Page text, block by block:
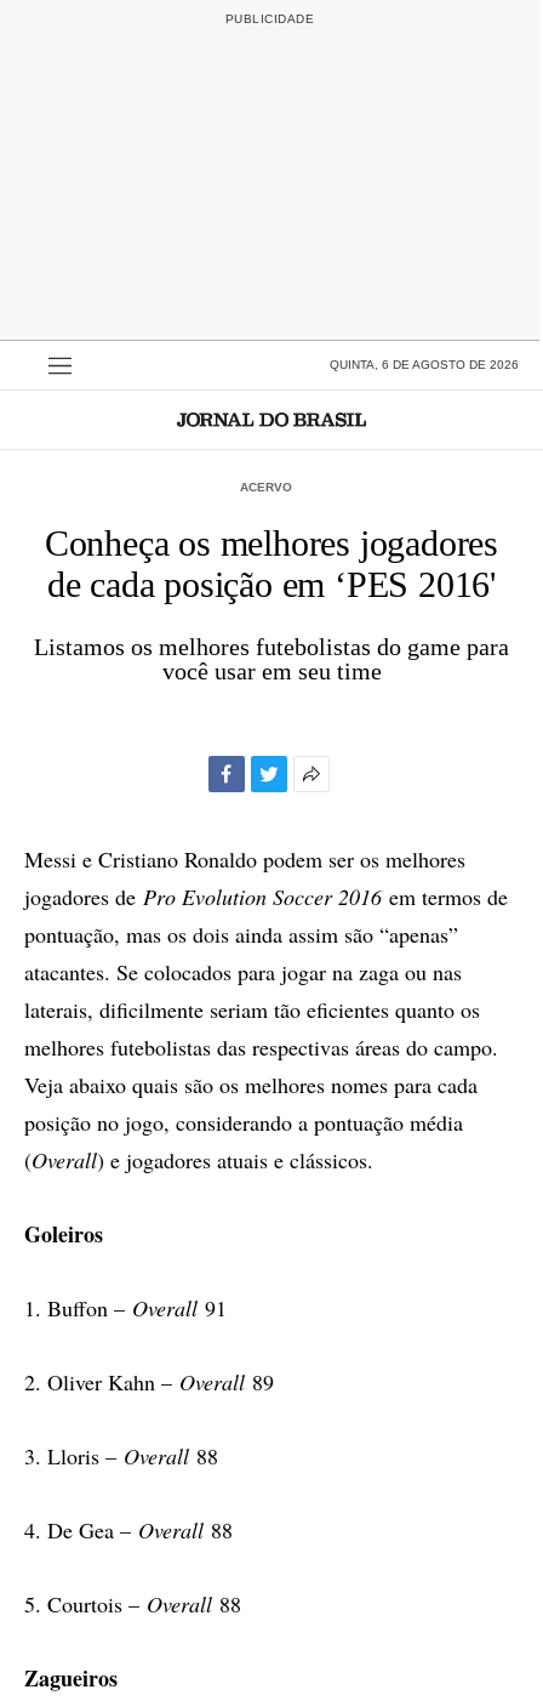
QUINTA, 6 DE AGOSTO DE 2026
ACERVO
Conheça os melhores jogadores
de cada posição em ‘PES 2016'
Listamos os melhores futebolistas do game para
você usar em seu time
compartilhamento
Messi e Cristiano Ronaldo podem ser os melhores
jogadores de Pro Evolution Soccer 2016 em termos de
pontuação, mas os dois ainda assim são “apenas”
atacantes. Se colocados para jogar na zaga ou nas
laterais, dificilmente seriam tão eficientes quanto os
melhores futebolistas das respectivas áreas do campo.
Veja abaixo quais são os melhores nomes para cada
posição no jogo, considerando a pontuação média
(Overall) e jogadores atuais e clássicos.
Goleiros
1. Buffon – Overall 91
2. Oliver Kahn – Overall 89
3. Lloris – Overall 88
4. De Gea – Overall 88
5. Courtois – Overall 88
Zagueiros